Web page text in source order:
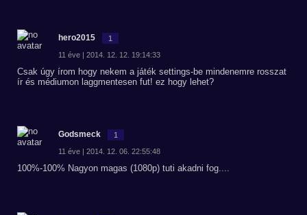
hero2015 1
11 éve | 2014. 12. 12. 19:14:33
Csak úgy írom hogy nekem a játék settings-be mindenemre rosszat
ír és médiumon laggmentesen fut! ez hogy lehet?
Godsmeck 1
11 éve | 2014. 12. 06. 22:55:48
100%-100% Nagyon magas (1080p) tuti akadni fog....